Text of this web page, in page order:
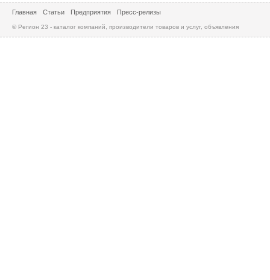
Главная Статьи Предприятия Пресс-релизы
© Регион 23 - каталог компаний, производители товаров и услуг, объявления